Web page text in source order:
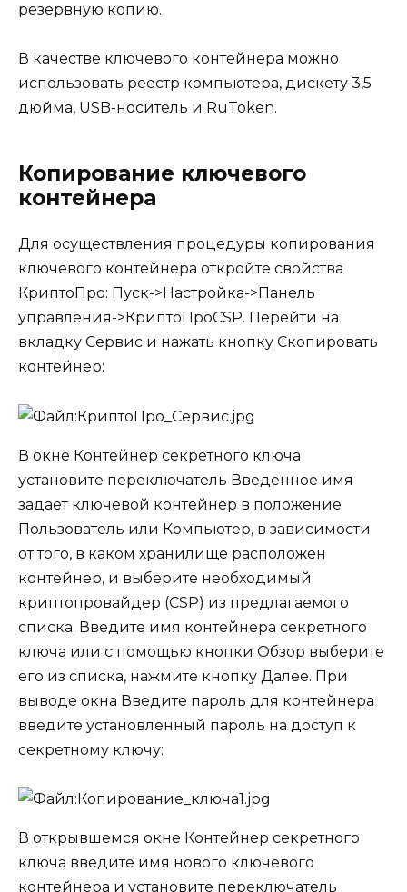
резервную копию.
В качестве ключевого контейнера можно
использовать реестр компьютера, дискету 3,5
дюйма, USB-носитель и RuToken.
Копирование ключевого
контейнера
Для осуществления процедуры копирования
ключевого контейнера откройте свойства
КриптоПро: Пуск->Настройка->Панель
управления->КриптоПроCSP. Перейти на
вкладку Сервис и нажать кнопку Скопировать
контейнер:
В окне Контейнер секретного ключа
установите переключатель Введенное имя
задает ключевой контейнер в положение
Пользователь или Компьютер, в зависимости
от того, в каком хранилище расположен
контейнер, и выберите необходимый
криптопровайдер (CSP) из предлагаемого
списка. Введите имя контейнера секретного
ключа или с помощью кнопки Обзор выберите
его из списка, нажмите кнопку Далее. При
выводе окна Введите пароль для контейнера
введите установленный пароль на доступ к
секретному ключу:
В открывшемся окне Контейнер секретного
ключа введите имя нового ключевого
контейнера и установите переключатель